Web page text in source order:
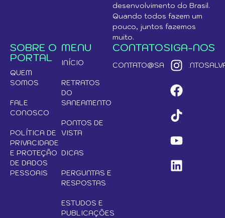
desenvolvimento do Brasil.
Quando todos fazem um
pouco, juntos fazemos
muito.
SOBRE O
PORTAL
QUEM
SOMOS
FALE
CONOSCO
POLÍTICA DE
PRIVACIDADE
E PROTEÇÃO
DE DADOS
PESSOAIS
MENU
INÍCIO
RETRATOS
DO
SANEAMENTO
PONTOS DE
VISTA
DICAS
PERGUNTAS E
RESPOSTAS
ESTUDOS E
PUBLICAÇÕES
CONTATOSIGA-NOS